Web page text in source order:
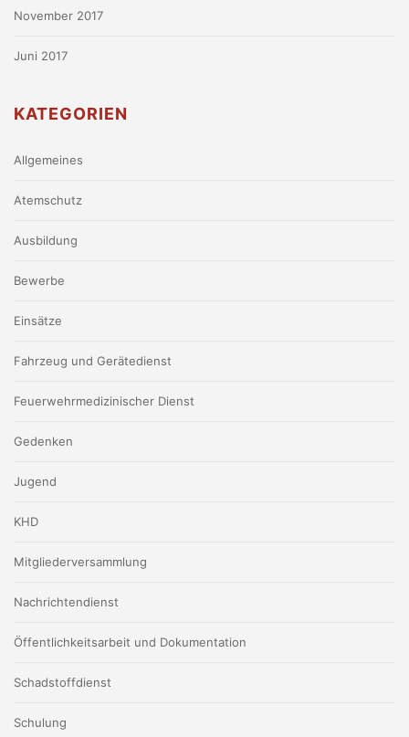
November 2017
Juni 2017
KATEGORIEN
Allgemeines
Atemschutz
Ausbildung
Bewerbe
Einsätze
Fahrzeug und Gerätedienst
Feuerwehrmedizinischer Dienst
Gedenken
Jugend
KHD
Mitgliederversammlung
Nachrichtendienst
Öffentlichkeitsarbeit und Dokumentation
Schadstoffdienst
Schulung